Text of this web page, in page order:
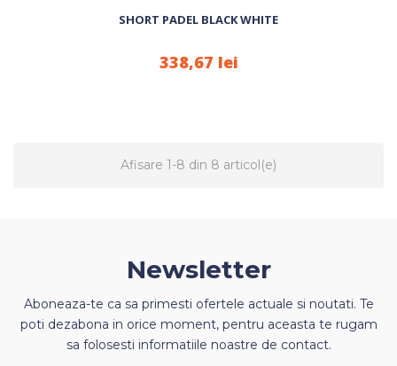
SHORT PADEL BLACK WHITE
338,67 lei
Afisare 1-8 din 8 articol(e)
Newsletter
Aboneaza-te ca sa primesti ofertele actuale si noutati. Te
poti dezabona in orice moment, pentru aceasta te rugam
sa folosesti informatiile noastre de contact.